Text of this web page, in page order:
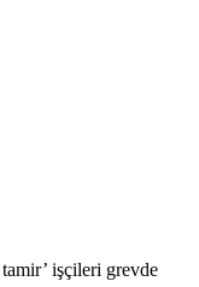
işçileri grevde